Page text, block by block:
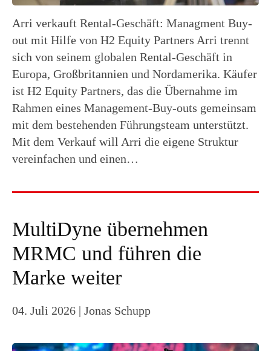
Arri verkauft Rental-Geschäft: Managment Buy-
out mit Hilfe von H2 Equity Partners Arri trennt
sich von seinem globalen Rental-Geschäft in
Europa, Großbritannien und Nordamerika. Käufer
ist H2 Equity Partners, das die Übernahme im
Rahmen eines Management-Buy-outs gemeinsam
mit dem bestehenden Führungsteam unterstützt.
Mit dem Verkauf will Arri die eigene Struktur
vereinfachen und einen…
MultiDyne übernehmen
MRMC und führen die
Marke weiter
04. Juli 2026 | Jonas Schupp